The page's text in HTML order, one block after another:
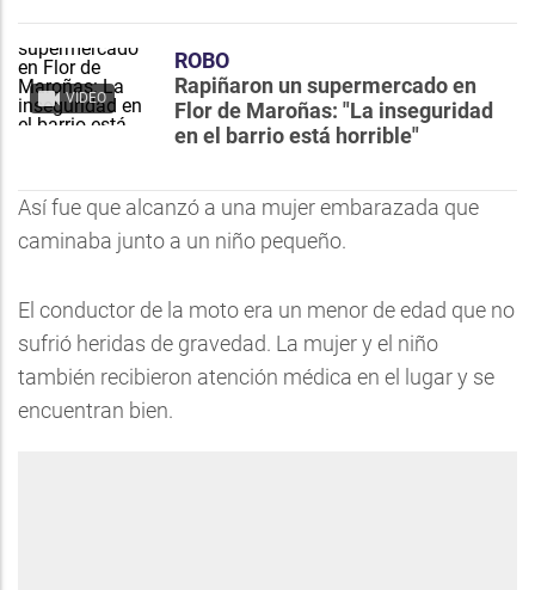
VIDEO
ROBO
Rapiñaron un supermercado en
Flor de Maroñas: "La inseguridad
en el barrio está horrible"
Así fue que alcanzó a una mujer embarazada que
caminaba junto a un niño pequeño.
El conductor de la moto era un menor de edad que no
sufrió heridas de gravedad. La mujer y el niño
también recibieron atención médica en el lugar y se
encuentran bien.